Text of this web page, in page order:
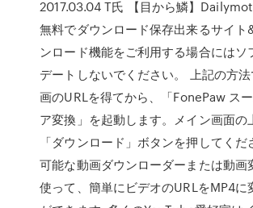
2017.03.04 T氏 【目から鱗】
無料でダウンロード保存出来るサイト
ンロード機能をご利用する場合にはソ
デートしないでください。 上記の方
画のURLを得てから、「FonePaw ス
ア変換」を起動します。メイン画面の
「ダウンロード」ボタンを押してくだ
可能な動画ダウンローダーまたは動画
使って、簡単にビデオのURLをMP4に